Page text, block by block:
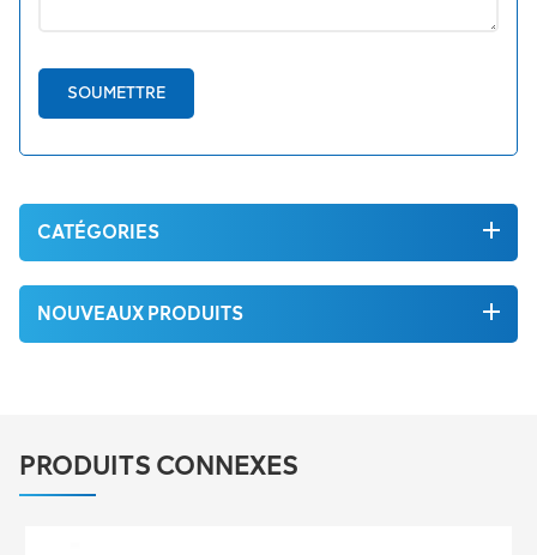
SOUMETTRE
CATÉGORIES
NOUVEAUX PRODUITS
PRODUITS CONNEXES